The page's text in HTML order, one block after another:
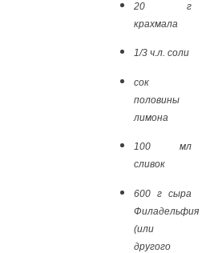
20 г
крахмала
1/3 ч.л. соли
сок
половины
лимона
100 мл
сливок
600 г сыра
Филадельфия
(или
другого